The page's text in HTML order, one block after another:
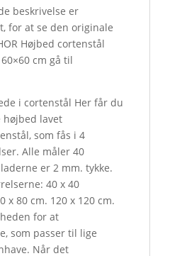
beskrivelse er
for at se den originale
Højbed cortenstål
cm gå til
i cortenstål Her får du
højbed lavet
som fås i 4
Alle måler 40
er 2 mm. tykke.
40 x 40
x 80 cm. 120 x 120 cm.
for at
som passer til lige
Når det